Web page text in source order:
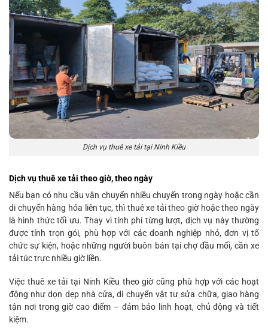
Dịch vụ thuê xe tải tại Ninh Kiều
Dịch vụ thuê xe tải theo giờ, theo ngày
Nếu bạn có nhu cầu vận chuyển nhiều chuyến trong ngày hoặc cần
di chuyển hàng hóa liên tục, thì thuê xe tải theo giờ hoặc theo ngày
là hình thức tối ưu. Thay vì tính phí từng lượt, dịch vụ này thường
được tính trọn gói, phù hợp với các doanh nghiệp nhỏ, đơn vị tổ
chức sự kiện, hoặc những người buôn bán tại chợ đầu mối, cần xe
tải túc trực nhiều giờ liền.
Việc thuê xe tải tại Ninh Kiều theo giờ cũng phù hợp với các hoạt
động như dọn dẹp nhà cửa, di chuyển vật tư sửa chữa, giao hàng
tận nơi trong giờ cao điểm – đảm bảo linh hoạt, chủ động và tiết
kiệm.